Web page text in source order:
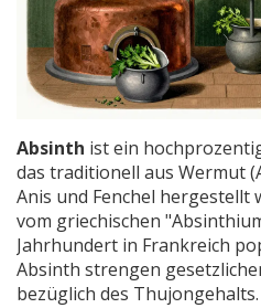
Absinth ist ein
das traditionell aus Wermut
Anis und Fenchel hergestellt
vom griechischen
Jahrhundert in Frankreich
Absinth strengen
bezüglich des Thujongehalts.